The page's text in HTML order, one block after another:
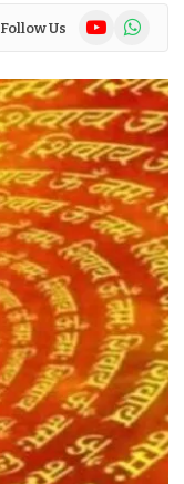
Follow Us YouTubeWhatsApp